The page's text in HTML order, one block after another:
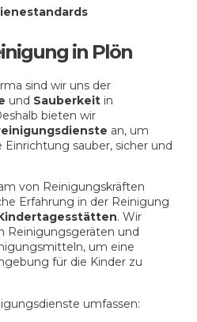
in Plön
sind wir uns der
und Sauberkeit in
bieten wir
an, um
Einrichtung sauber, sicher und
von Reinigungskräften
Erfahrung in der Reinigung
. Wir
Reinigungsgeräten und
um eine
für die Kinder zu
umfassen: